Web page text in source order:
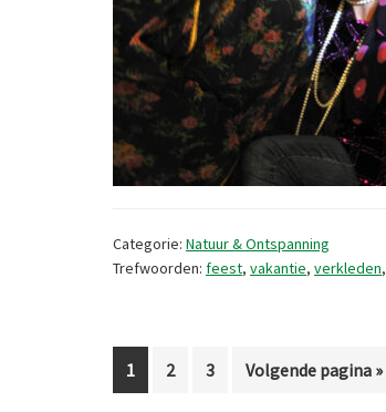
Categorie: Natuur & Ontspanning
Trefwoorden: feest, vakantie, verkleden,
Pagina
1 Pagina
2 Pagina
3
Ga
Volgende pagina »